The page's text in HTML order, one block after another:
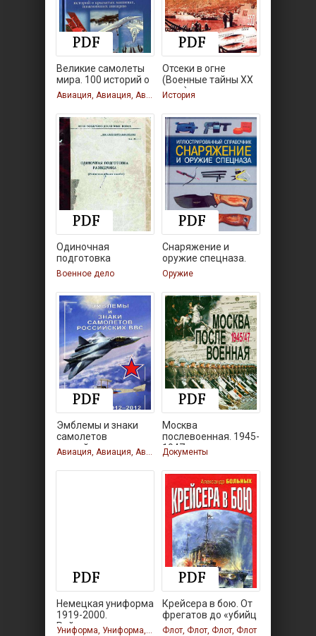
Великие самолеты
мира. 100 историй о
Авиация, Авиация, Авиация
Отсеки в огне
(Военные тайны XX
века)
История
Одиночная
подготовка
разведчика
Военное дело
Снаряжение и
оружие спецназа.
Оружие
Эмблемы и знаки
самолетов
российских
Авиация, Авиация, Авиация
Москва
послевоенная. 1945-
1947.
Документы
Немецкая униформа
1919-2000.
Рейхсвер.
Униформа, Униформа, Униформа
Крейсера в бою. От
фрегатов до «убийц
Флот, Флот, Флот, Флот